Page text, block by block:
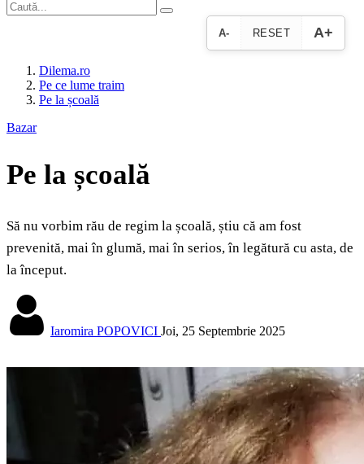
A- RESET A+
Dilema.ro
Pe ce lume traim
Pe la școală
Bazar
Pe la școală
Să nu vorbim rău de regim la școală, știu că am fost
prevenită, mai în glumă, mai în serios, în legătură cu asta, de
la început.
Iaromira POPOVICI Joi, 25 Septembrie 2025